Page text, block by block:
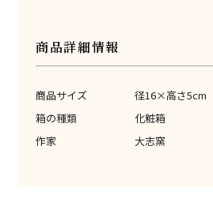
商品詳細情報
商品サイズ
径16×高さ5cm
箱の種類
化粧箱
作家
大志窯